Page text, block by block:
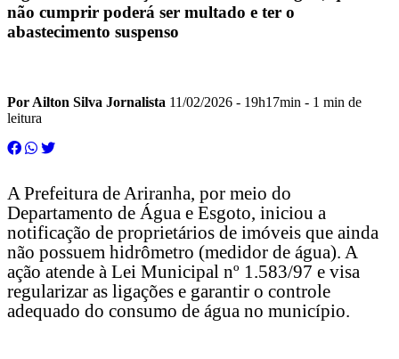
não cumprir poderá ser multado e ter o
abastecimento suspenso
Por Ailton Silva Jornalista 11/02/2026 - 19h17min - 1 min de
leitura
A Prefeitura de Ariranha, por meio do
Departamento de Água e Esgoto, iniciou a
notificação de proprietários de imóveis que ainda
não possuem hidrômetro (medidor de água). A
ação atende à Lei Municipal nº 1.583/97 e visa
regularizar as ligações e garantir o controle
adequado do consumo de água no município.